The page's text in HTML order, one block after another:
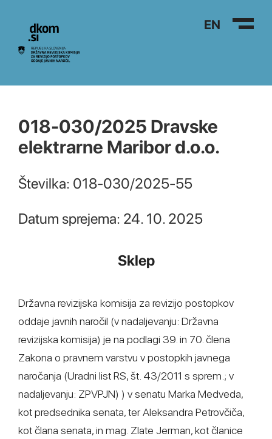
Na vsebino EN
018-030/2025 Dravske
elektrarne Maribor d.o.o.
Številka: 018-030/2025-55
Datum sprejema: 24. 10. 2025
Sklep
Državna revizijska komisija za revizijo postopkov
oddaje javnih naročil (v nadaljevanju: Državna
revizijska komisija) je na podlagi 39. in 70. člena
Zakona o pravnem varstvu v postopkih javnega
naročanja (Uradni list RS, št. 43/2011 s sprem.; v
nadaljevanju: ZPVPJN) ) v senatu Marka Medveda,
kot predsednika senata, ter Aleksandra Petrovčiča,
kot člana senata, in mag. Zlate Jerman, kot članice